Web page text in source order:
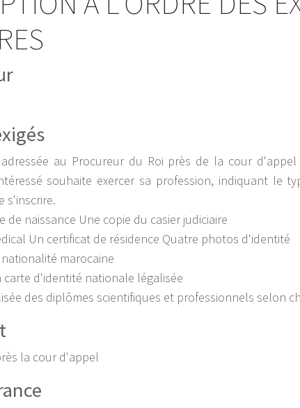
au Procureur du Roi près de la cour
souhaite exercer sa profession, indiquant le
s'inscrire.
de naissance Une copie du casier judiciaire
Un certificat de résidence Quatre photos d'identité
marocaine
carte d'identité nationale légalisée
des diplômes scientifiques et professionnels selon
la cour d'appel